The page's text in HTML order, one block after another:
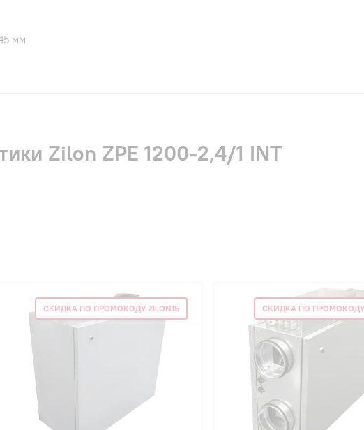
мм
Zilon ZPE 1200-2,4/1 INT
СКИДКА ПО ПРОМОКОДУ ZILON15 СКИДКА ПО ПРОМОКОДУ